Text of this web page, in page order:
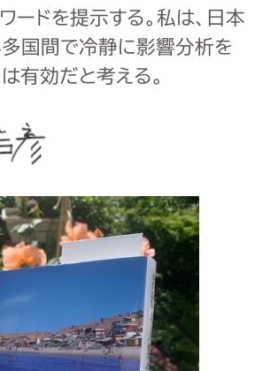
ードを提示する。私は、日本
国間で冷静に影響分析を
有効だと考える。